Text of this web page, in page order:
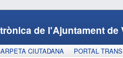
de l'Ajuntament de
CIUTADANA PORTAL